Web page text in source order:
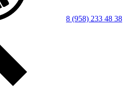
8 (958) 233 48 38